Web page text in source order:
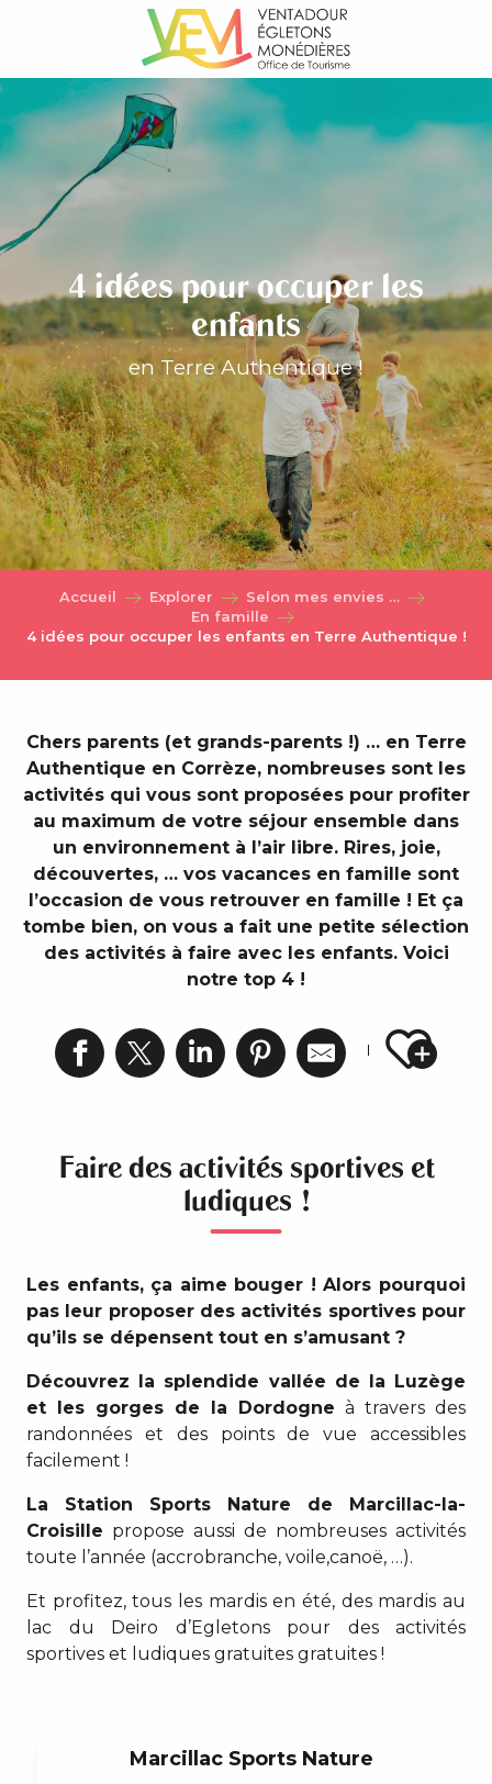
principal
4 idées pour occuper les
enfants
en Terre Authentique !
Accueil Explorer
Selon mes envies …
En famille
4 idées pour occuper les enfants en Terre Authentique !
Chers parents (et grands-parents !) … en Terre
Authentique en Corrèze, nombreuses sont les
activités qui vous sont proposées pour profiter
au maximum de votre séjour ensemble dans
un environnement à l’air libre. Rires, joie,
découvertes, … vos vacances en famille sont
l’occasion de vous retrouver en famille ! Et ça
tombe bien, on vous a fait une petite sélection
des activités à faire avec les enfants. Voici
notre top 4 !
Faire des activités sportives et
ludiques !
Les enfants, ça aime bouger ! Alors pourquoi
pas leur proposer des activités sportives pour
qu’ils se dépensent tout en s’amusant ?
Découvrez la splendide vallée de la Luzège
et les gorges de la Dordogne à travers des
randonnées et des points de vue accessibles
facilement !
La Station Sports Nature de Marcillac-la-
Croisille propose aussi de nombreuses activités
toute l’année (accrobranche, voile,canoë, …).
Et profitez, tous les mardis en été, des mardis au
lac du Deiro d’Egletons pour des activités
sportives et ludiques gratuites gratuites !
Marcillac Sports Nature